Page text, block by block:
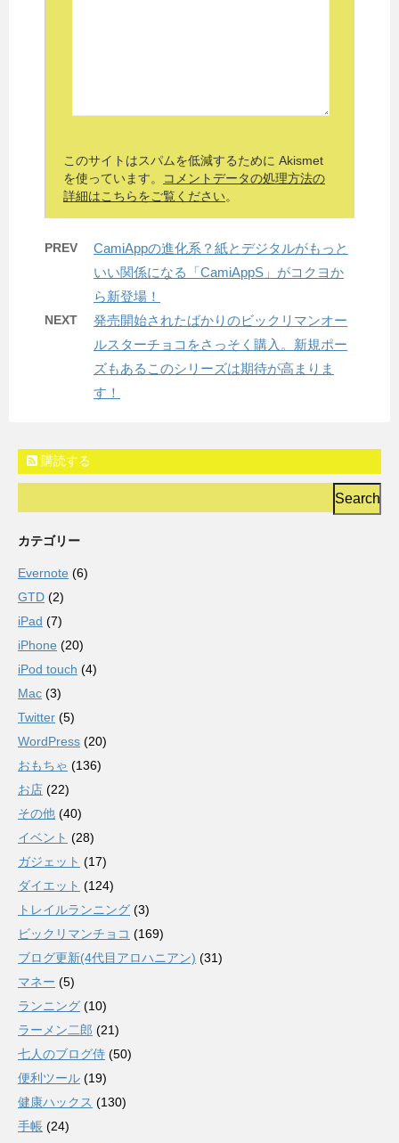
このサイトはスパムを低減するために Akismet
を使っています。
コメントデータの処理方法の
詳細はこちらをご覧ください。
PREV
CamiAppの進化系？紙とデジタルがもっと
いい関係になる「CamiAppS」がコクヨか
ら新登場！
NEXT
発売開始されたばかりのビックリマンオー
ルスターチョコをさっそく購入。新規ポー
ズもあるこのシリーズは期待が高まりま
す！
購読する
カテゴリー
Evernote (6)
GTD (2)
iPad (7)
iPhone (20)
iPod touch (4)
Mac (3)
Twitter (5)
WordPress (20)
おもちゃ (136)
お店 (22)
その他 (40)
イベント (28)
ガジェット (17)
ダイエット (124)
トレイルランニング (3)
ビックリマンチョコ (169)
ブログ更新(4代目アロハニアン) (31)
マネー (5)
ランニング (10)
ラーメン二郎 (21)
七人のブログ侍 (50)
便利ツール (19)
健康ハックス (130)
手帳 (24)